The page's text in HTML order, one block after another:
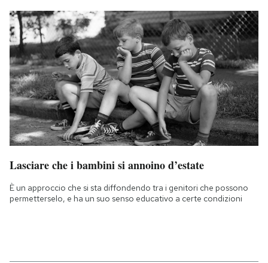
Lasciare che i bambini si annoino d’estate
È un approccio che si sta diffondendo tra i genitori che possono
permetterselo, e ha un suo senso educativo a certe condizioni